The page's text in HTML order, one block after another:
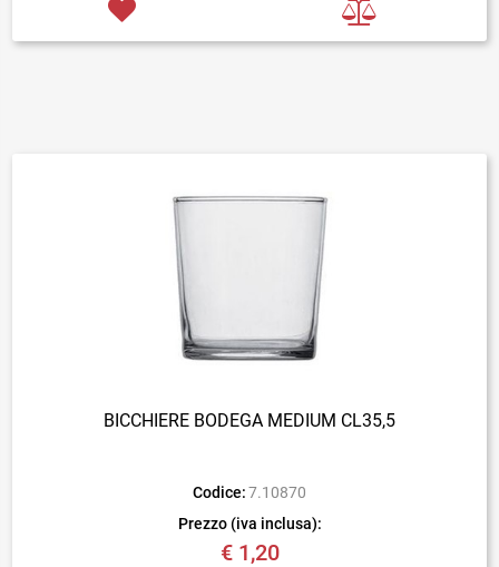
BICCHIERE BODEGA MEDIUM CL35,5
Codice: 7.10870
Prezzo (iva inclusa):
€ 1,20